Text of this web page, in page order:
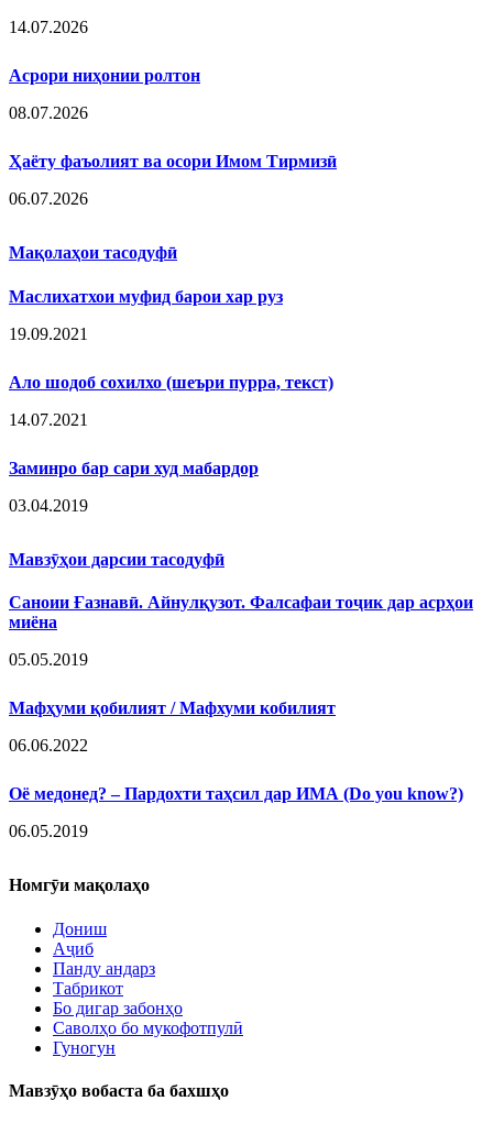
14.07.2026
Асрори ниҳонии ролтон
08.07.2026
Ҳаёту фаъолият ва осори Имом Тирмизӣ
06.07.2026
Мақолаҳои тасодуфӣ
Маслихатхои муфид барои хар руз
19.09.2021
Ало шодоб сохилхо (шеъри пурра, текст)
14.07.2021
Заминро бар сари худ мабардор
03.04.2019
Мавзӯҳои дарсии тасодуфӣ
Саноии Ғазнавӣ. Айнулқузот. Фалсафаи тоҷик дар асрҳои
миёна
05.05.2019
Мафҳуми қобилият / Мафхуми кобилият
06.06.2022
Оё медонед? – Пардохти таҳсил дар ИМА (Do you know?)
06.05.2019
Номгӯи мақолаҳо
Дониш
Аҷиб
Панду андарз
Табрикот
Бо дигар забонҳо
Саволҳо бо мукофотпулӣ
Гуногун
Мавзӯҳо вобаста ба бахшҳо